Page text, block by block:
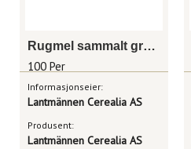
Rugmel sammalt grov 1 kg
100 Per
Informasjonseier:
Lantmännen Cerealia AS
Produsent:
Lantmännen Cerealia AS